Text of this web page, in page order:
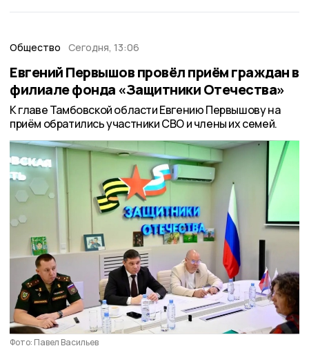
Общество Сегодня, 13:06
Евгений Первышов провёл приём граждан в
филиале фонда «Защитники Отечества»
К главе Тамбовской области Евгению Первышову на
приём обратились участники СВО и члены их семей.
Фото: Павел Васильев